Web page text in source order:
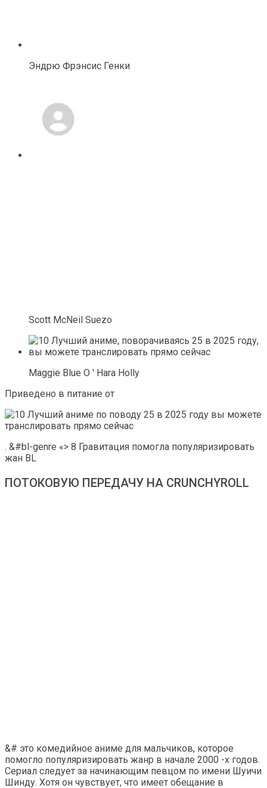
Эндрю Фрэнсис Генки
Scott McNeil Suezo
Maggie Blue O ' Hara Holly
Приведено в питание от
. &#bl-genre «> 8 Гравитация помогла популяризировать
жан BL
ПОТОКОВУЮ ПЕРЕДАЧУ НА CRUNCHYROLL
&# это комедийное аниме для мальчиков, которое
помогло популяризировать жанр в начале 2000 -х годов.
Сериал следует за начинающим певцом по имени Шуичи
Шинду. Хотя он чувствует, что имеет обещание в